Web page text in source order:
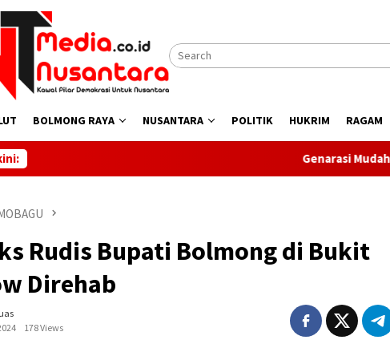
BOLMONG RAYA NUSANTARA POLITIK HUKRIM RAGAM
Genarasi Mudah Pelopor
Rudis Bupati Bolmong di Bukit
Direhab
178 Views